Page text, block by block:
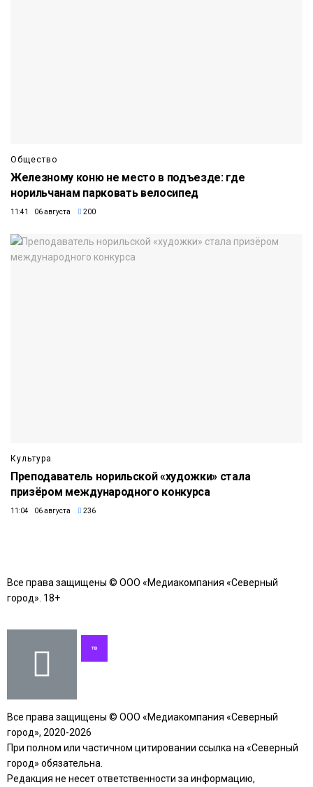
Общество
Железному коню не место в подъезде: где
норильчанам парковать велосипед
11:41 06 августа 200
Культура
Преподаватель норильской «художки» стала
призёром международного конкурса
11:04 06 августа 236
Все права защищены © ООО «Медиакомпания «Северный
город». 18+
Все права защищены © ООО «Медиакомпания «Северный
город», 2020-2026
При полном или частичном цитировании ссылка на «Северный
город» обязательна.
Редакция не несет ответственности за информацию,